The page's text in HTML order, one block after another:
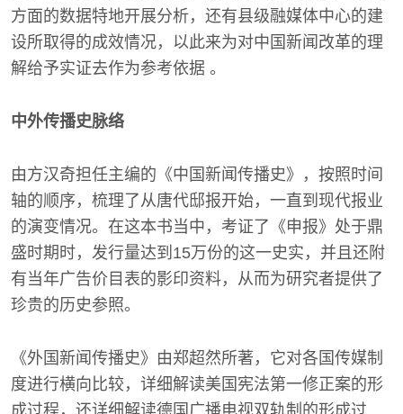
方面的数据特地开展分析，还有县级融媒体中心的建
设所取得的成效情况，以此来为对中国新闻改革的理
解给予实证去作为参考依据 。
中外传播史脉络
由方汉奇担任主编的《中国新闻传播史》，按照时间
轴的顺序，梳理了从唐代邸报开始，一直到现代报业
的演变情况。在这本书当中，考证了《申报》处于鼎
盛时期时，发行量达到15万份的这一史实，并且还附
有当年广告价目表的影印资料，从而为研究者提供了
珍贵的历史参照。
《外国新闻传播史》由郑超然所著，它对各国传媒制
度进行横向比较，详细解读美国宪法第一修正案的形
成过程，还详细解读德国广播电视双轨制的形成过